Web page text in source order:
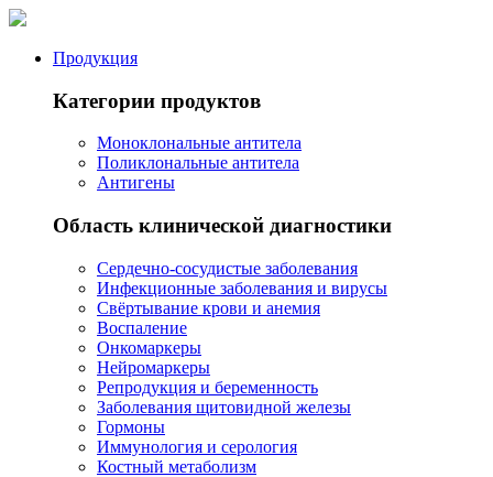
Продукция
Категории продуктов
Моноклональные антитела
Поликлональные антитела
Антигены
Область клинической диагностики
Сердечно-сосудистые заболевания
Инфекционные заболевания и вирусы
Свёртывание крови и анемия
Воспаление
Онкомаркеры
Нейромаркеры
Репродукция и беременность
Заболевания щитовидной железы
Гормоны
Иммунология и серология
Костный метаболизм